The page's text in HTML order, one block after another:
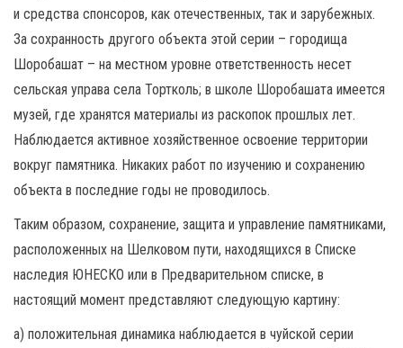
и средства спонсоров, как отечественных, так и зарубежных.
За сохранность другого объекта этой серии – городища
Шоробашат – на местном уровне ответственность несет
сельская управа села Тортколь; в школе Шоробашата имеется
музей, где хранятся материалы из раскопок прошлых лет.
Наблюдается активное хозяйственное освоение территории
вокруг памятника. Никаких работ по изучению и сохранению
объекта в последние годы не проводилось.
Таким образом, сохранение, защита и управление памятниками,
расположенных на Шелковом пути, находящихся в Списке
наследия ЮНЕСКО или в Предварительном списке, в
настоящий момент представляют следующую картину:
а) положительная динамика наблюдается в чуйской серии